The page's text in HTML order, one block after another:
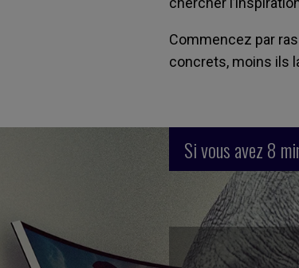
Commencez par
concrets, moins ils
Si vous avez 8